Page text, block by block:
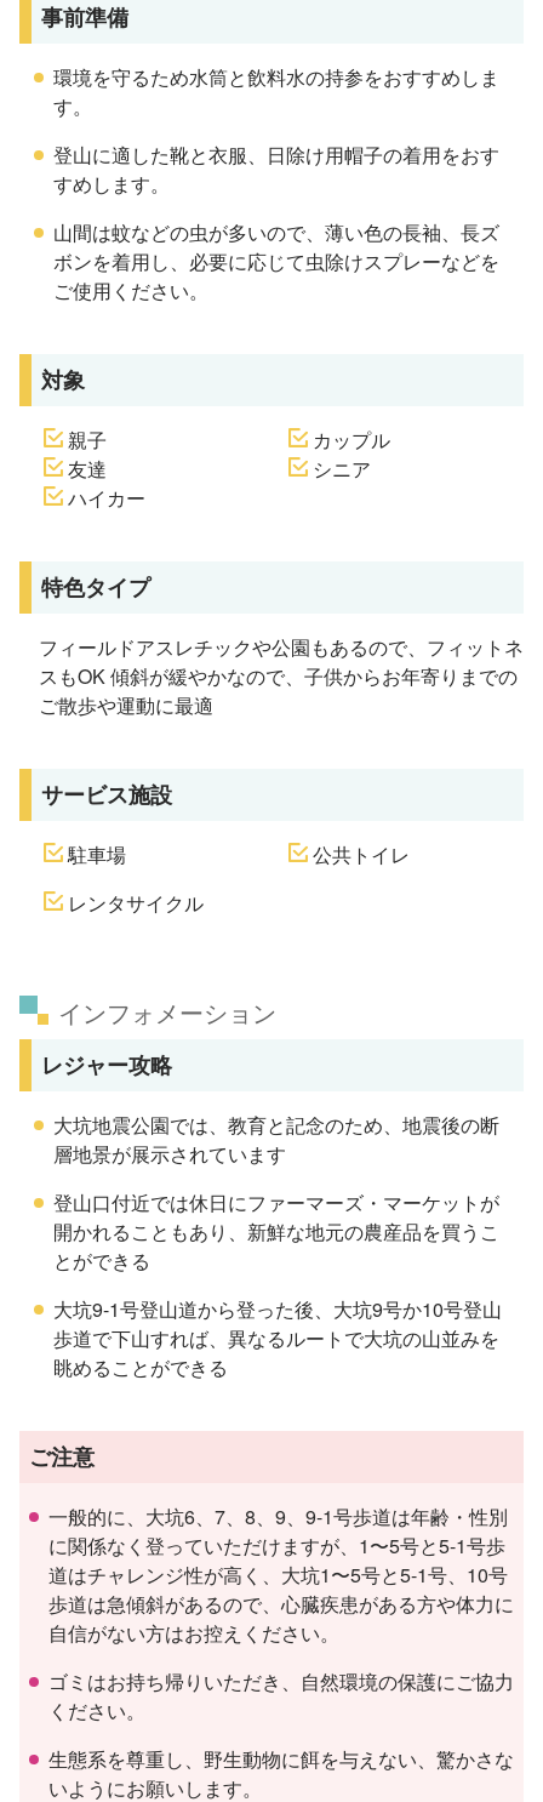
事前準備
環境を守るため水筒と飲料水の持参をおすすめしま
す。
登山に適した靴と衣服、日除け用帽子の着用をおす
すめします。
山間は蚊などの虫が多いので、薄い色の長袖、長ズ
ボンを着用し、必要に応じて虫除けスプレーなどを
ご使用ください。
対象
親子
カップル
友達
シニア
ハイカー
特色タイプ
フィールドアスレチックや公園もあるので、フィットネ
スもOK 傾斜が緩やかなので、子供からお年寄りまでの
ご散歩や運動に最適
サービス施設
駐車場
公共トイレ
レンタサイクル
インフォメーション
レジャー攻略
大坑地震公園では、教育と記念のため、地震後の断
層地景が展示されています
登山口付近では休日にファーマーズ・マーケットが
開かれることもあり、新鮮な地元の農産品を買うこ
とができる
大坑9-1号登山道から登った後、大坑9号か10号登山
歩道で下山すれば、異なるルートで大坑の山並みを
眺めることができる
ご注意
一般的に、大坑6、7、8、9、9-1号歩道は年齢・性別
に関係なく登っていただけますが、1〜5号と5-1号歩
道はチャレンジ性が高く、大坑1〜5号と5-1号、10号
歩道は急傾斜があるので、心臓疾患がある方や体力に
自信がない方はお控えください。
ゴミはお持ち帰りいただき、自然環境の保護にご協力
ください。
生態系を尊重し、野生動物に餌を与えない、驚かさな
いようにお願いします。